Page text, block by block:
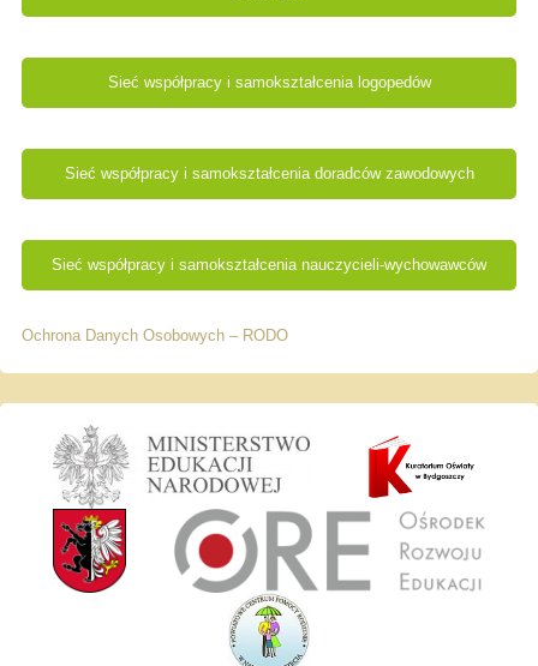
Sieć współpracy i samokształcenia logopedów
Sieć współpracy i samokształcenia doradców zawodowych
Sieć współpracy i samokształcenia nauczycieli-wychowawców
Ochrona Danych Osobowych – RODO